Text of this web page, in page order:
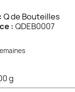
Q de Bouteilles
: QDEB0007
g